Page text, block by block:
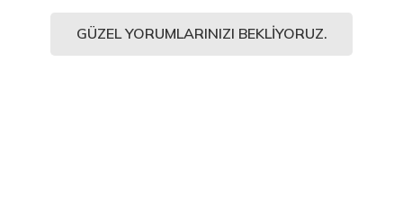
GÜZEL YORUMLARINIZI BEKLIYORUZ.